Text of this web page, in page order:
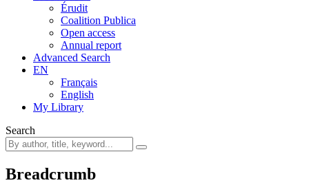
Érudit
Coalition Publica
Open access
Annual report
Advanced Search
EN
Français
English
My Library
Search
Breadcrumb